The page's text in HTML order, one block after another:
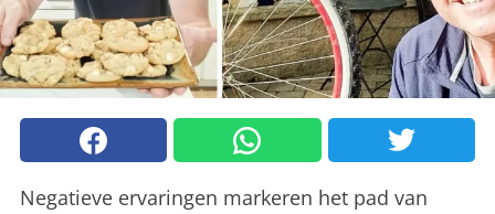
Negatieve ervaringen markeren het pad van